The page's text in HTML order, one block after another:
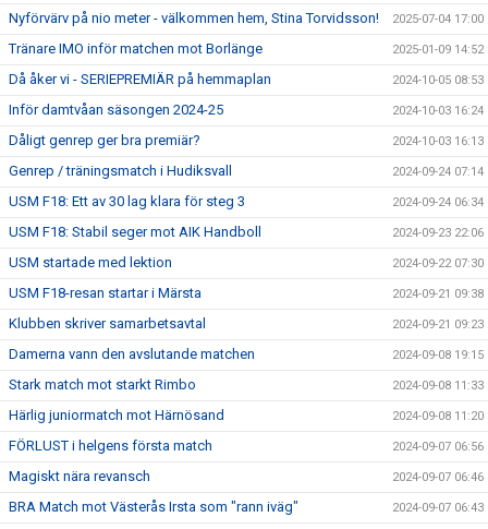
Nyförvärv på nio meter - välkommen hem, Stina Torvidsson! 2025-07-04 17:00
Tränare IMO inför matchen mot Borlänge 2025-01-09 14:52
Då åker vi - SERIEPREMIÄR på hemmaplan 2024-10-05 08:53
Inför damtvåan säsongen 2024-25 2024-10-03 16:24
Dåligt genrep ger bra premiär? 2024-10-03 16:13
Genrep / träningsmatch i Hudiksvall 2024-09-24 07:14
USM F18: Ett av 30 lag klara för steg 3 2024-09-24 06:34
USM F18: Stabil seger mot AIK Handboll 2024-09-23 22:06
USM startade med lektion 2024-09-22 07:30
USM F18-resan startar i Märsta 2024-09-21 09:38
Klubben skriver samarbetsavtal 2024-09-21 09:23
Damerna vann den avslutande matchen 2024-09-08 19:15
Stark match mot starkt Rimbo 2024-09-08 11:33
Härlig juniormatch mot Härnösand 2024-09-08 11:20
FÖRLUST i helgens första match 2024-09-07 06:56
Magiskt nära revansch 2024-09-07 06:46
BRA Match mot Västerås Irsta som "rann iväg" 2024-09-07 06:43